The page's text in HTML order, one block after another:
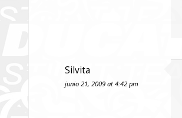
Silvita
junio 21, 2009 at 4:42 pm